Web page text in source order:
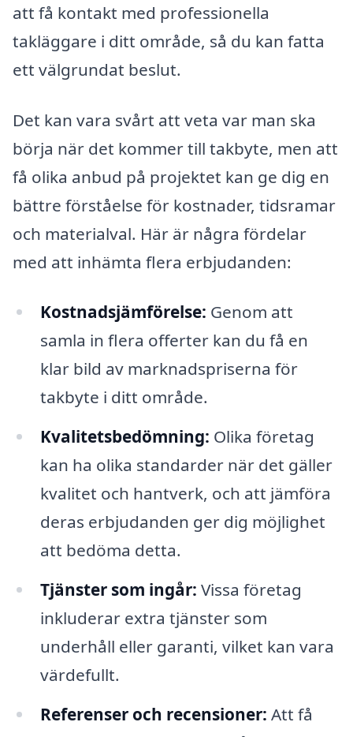
att få kontakt med professionella
takläggare i ditt område, så du kan fatta
ett välgrundat beslut.
Det kan vara svårt att veta var man ska
börja när det kommer till takbyte, men att
få olika anbud på projektet kan ge dig en
bättre förståelse för kostnader, tidsramar
och materialval. Här är några fördelar
med att inhämta flera erbjudanden:
Kostnadsjämförelse: Genom att
samla in flera offerter kan du få en
klar bild av marknadspriserna för
takbyte i ditt område.
Kvalitetsbedömning: Olika företag
kan ha olika standarder när det gäller
kvalitet och hantverk, och att jämföra
deras erbjudanden ger dig möjlighet
att bedöma detta.
Tjänster som ingår: Vissa företag
inkluderar extra tjänster som
underhåll eller garanti, vilket kan vara
värdefullt.
Referenser och recensioner: Att få